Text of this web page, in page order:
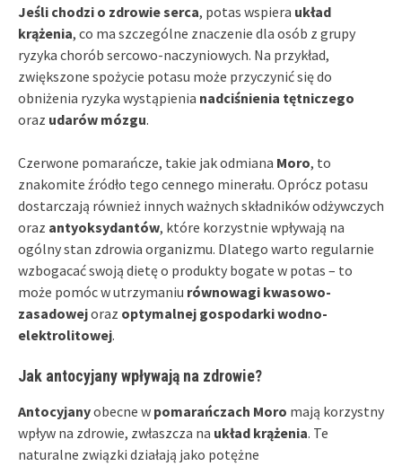
Jeśli chodzi o zdrowie serca, potas wspiera układ
krążenia, co ma szczególne znaczenie dla osób z grupy
ryzyka chorób sercowo-naczyniowych. Na przykład,
zwiększone spożycie potasu może przyczynić się do
obniżenia ryzyka wystąpienia nadciśnienia tętniczego
oraz udarów mózgu.
Czerwone pomarańcze, takie jak odmiana Moro, to
znakomite źródło tego cennego minerału. Oprócz potasu
dostarczają również innych ważnych składników odżywczych
oraz antyoksydantów, które korzystnie wpływają na
ogólny stan zdrowia organizmu. Dlatego warto regularnie
wzbogacać swoją dietę o produkty bogate w potas – to
może pomóc w utrzymaniu równowagi kwasowo-
zasadowejoraz optymalnej gospodarki wodno-
elektrolitowej.
Jak antocyjany wpływają na zdrowie?
Antocyjanyobecne w pomarańczach Moro mają korzystny
wpływ na zdrowie, zwłaszcza na układ krążenia. Te
naturalne związki działają jako potężne